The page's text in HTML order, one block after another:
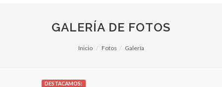
GALERÍA DE FOTOS
Inicio Fotos Galería
DESTACAMOS: